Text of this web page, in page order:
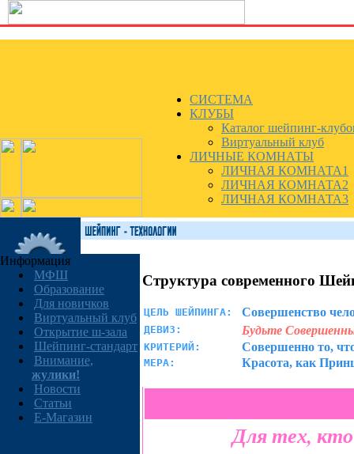
СИСТЕМА
КЛУБЫ
Каталог шейпинг-
Виртуальный клуб
ЛИЧНЫЕ КОМНАТЫ
ЛИЧНАЯ КОМНАТА1
ЛИЧНАЯ КОМНАТА2
ЛИЧНАЯ КОМНАТА3
Информация
МФШ
Образование
Для новичков
Виртуальный клуб
Открытие ш-зала
Шейпинг-стандарт
Внимание,
жулики!
Новости
Статьи
E-Магазин
Структура современного
ЦЕЛЬ ШЕЙПИНГА: Совершенство
ДЕВИЗ: Будьте
КРИТЕРИЙ: Совершенно то,
МЕРА: Красота, как
Для тех,